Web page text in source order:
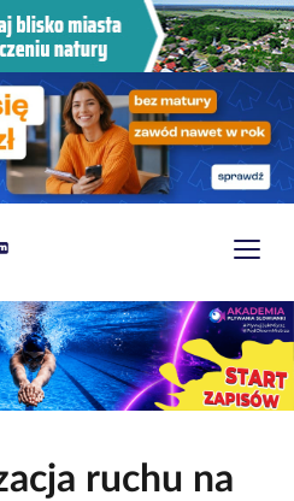
ruchu na